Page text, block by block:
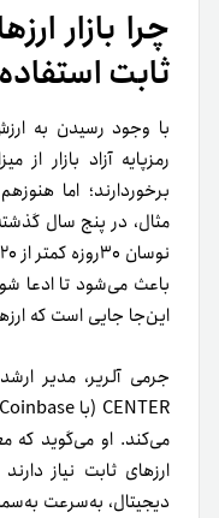
چرا بازار
ثابت
رمزپایه آزاد بازار
برخوردارند؛ اما
مثال، در پنج سال
باعث می‌شود تا ادعا
این‌جا جایی است که
می‌کند. او می‌گوید که
ارزهای ثابت نیاز
دیجیتال، به‌سرعت